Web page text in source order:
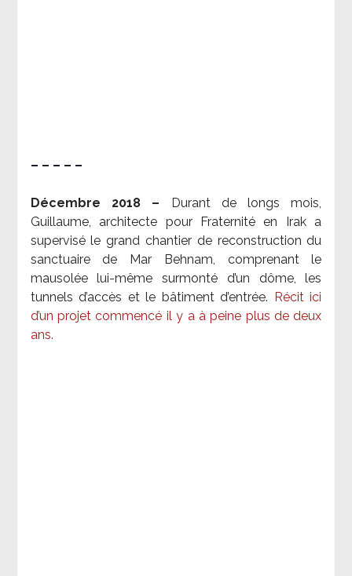
– – – – –
Décembre 2018 –
Durant de longs mois,
Guillaume, architecte pour Fraternité en Irak a
supervisé le grand chantier de reconstruction du
sanctuaire de Mar Behnam, comprenant le
mausolée lui-même surmonté d’un dôme, les
tunnels d’accès et le bâtiment d’entrée.
Récit ici
d’un projet commencé il y a à peine plus de deux
ans.